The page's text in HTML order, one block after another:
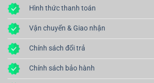
Hình thức thanh toán
Vận chuyển & Giao nhận
Chính sách đổi trả
Chính sách bảo hành